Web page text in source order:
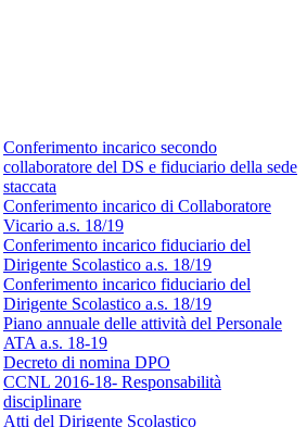
Conferimento incarico secondo
collaboratore del DS e fiduciario della sede
staccata
Conferimento incarico di Collaboratore
Vicario a.s. 18/19
Conferimento incarico fiduciario del
Dirigente Scolastico a.s. 18/19
Conferimento incarico fiduciario del
Dirigente Scolastico a.s. 18/19
Piano annuale delle attività del Personale
ATA a.s. 18-19
Decreto di nomina DPO
CCNL 2016-18- Responsabilità
disciplinare
Atti del Dirigente Scolastico